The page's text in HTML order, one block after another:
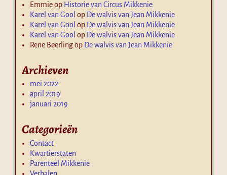
Emmieop Historie van Circus Mikkenie
Karel van Gool op De walvis van Jean Mikkenie
Karel van Gool op De walvis van Jean Mikkenie
Karel van Gool op De walvis van Jean Mikkenie
Rene Beerlingop De walvis van Jean Mikkenie
Archieven
mei 2022
april 2019
januari 2019
Categorieën
Contact
Kwartierstaten
Parenteel Mikkenie